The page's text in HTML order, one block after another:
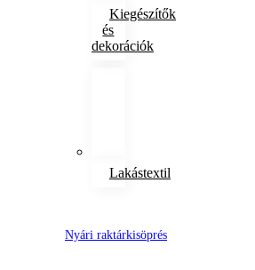
Nyári raktárkisöprés
Kiegészítők
és
dekorációk
Lakástextil